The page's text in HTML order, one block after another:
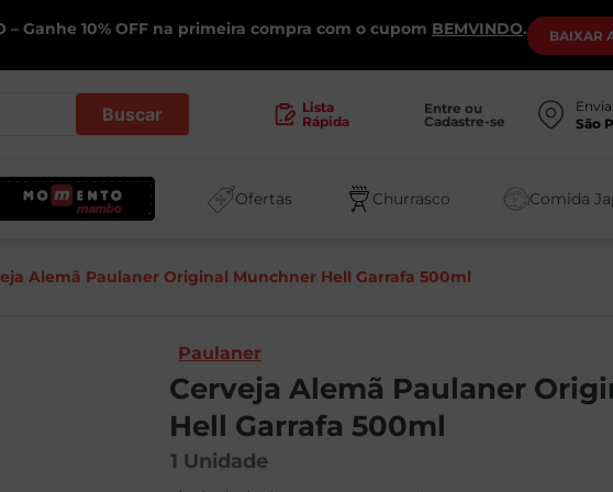
– Ganhe 10% OFF na primeira compra com o cupom BEMVINDO. BAIXAR
Lista
Rápida
Entre ou
Cadastre-se
São
Ofertas Churrasco Comida
Alemã Paulaner Original Munchner Hell Garrafa 500ml
Paulaner
Cerveja Alemã Paulaner
Hell Garrafa 500ml
1 Unidade